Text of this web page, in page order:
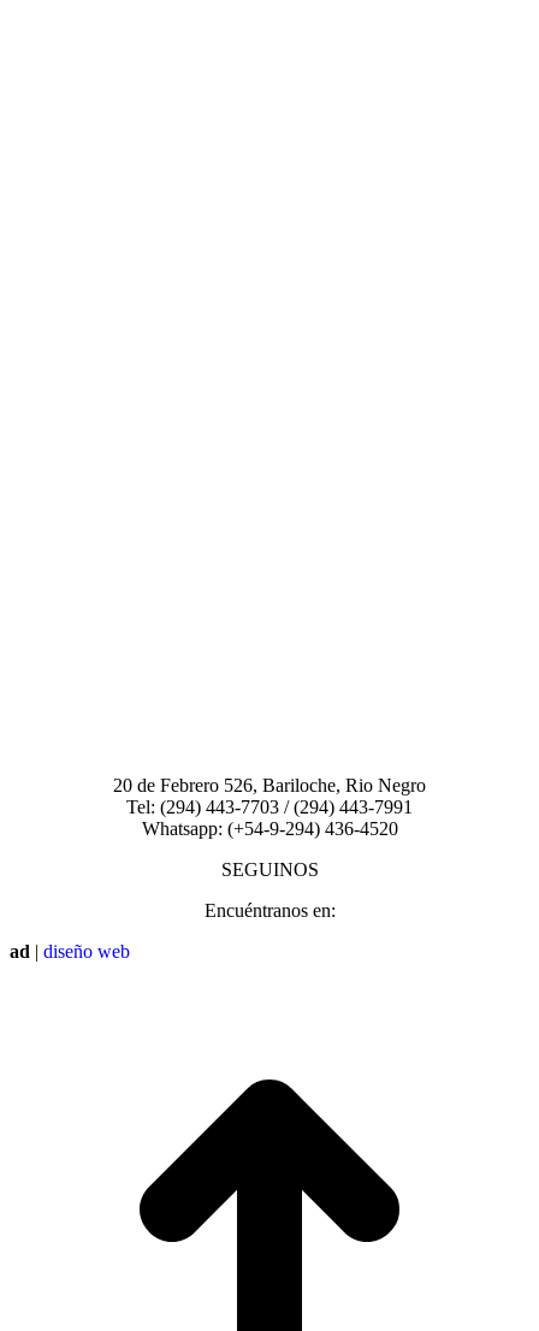
20 de Febrero 526, Bariloche, Rio Negro
Tel: (294) 443-7703 / (294) 443-7991
Whatsapp: (+54-9-294) 436-4520
SEGUINOS
Encuéntranos en:
ad | diseño web